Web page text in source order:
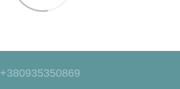
+380935350869